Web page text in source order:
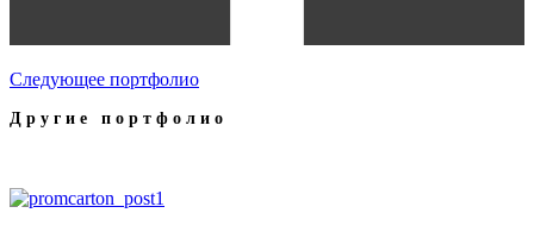
Следующее портфолио
Другие портфолио